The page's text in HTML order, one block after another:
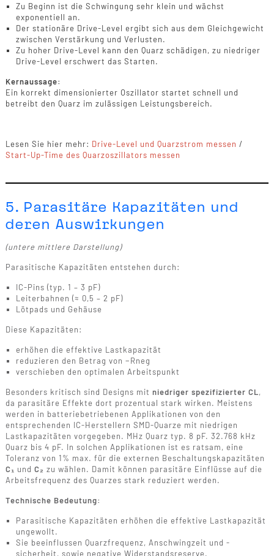
Zu Beginn ist die Schwingung sehr klein und wächst
exponentiell an.
Der stationäre Drive-Level ergibt sich aus dem Gleichgewicht
zwischen Verstärkung und Verlusten.
Zu hoher Drive-Level kann den Quarz schädigen, zu niedriger
Drive-Level erschwert das Starten.
Kernaussage:
Ein korrekt dimensionierter Oszillator startet schnell und
betreibt den Quarz im zulässigen Leistungsbereich.
Lesen Sie hier mehr: Drive-Level und Quarzstrom messen /
Start-Up-Time des Quarzoszillators messen
5. Parasitäre Kapazitäten und
deren Auswirkungen
(untere mittlere Darstellung)
Parasitische Kapazitäten entstehen durch:
IC-Pins (typ. 1 – 3 pF)
Leiterbahnen (≈ 0,5 – 2 pF)
Lötpads und Gehäuse
Diese Kapazitäten:
erhöhen die effektive Lastkapazität
reduzieren den Betrag von −Rneg
verschieben den optimalen Arbeitspunkt
Besonders kritisch sind Designs mit niedriger spezifizierter CL,
da parasitäre Effekte dort prozentual stark wirken. Meistens
werden in batteriebetriebenen Applikationen von den
entsprechenden IC-Herstellern SMD-Quarze mit niedrigen
Lastkapazitäten vorgegeben. MHz Quarz typ. 8 pF. 32.768 kHz
Quarz bis 4 pF. In solchen Applikationen ist es ratsam, eine
Toleranz von 1% max. für die externen Beschaltungskapazitäten
C₁ und C₂ zu wählen. Damit können parasitäre Einflüsse auf die
Arbeitsfrequenz des Quarzes stark reduziert werden.
Technische Bedeutung:
Parasitische Kapazitäten erhöhen die effektive Lastkapazität
ungewollt.
Sie beeinflussen Quarzfrequenz, Anschwingzeit und -
sicherheit, sowie negative Widerstandsreserve.